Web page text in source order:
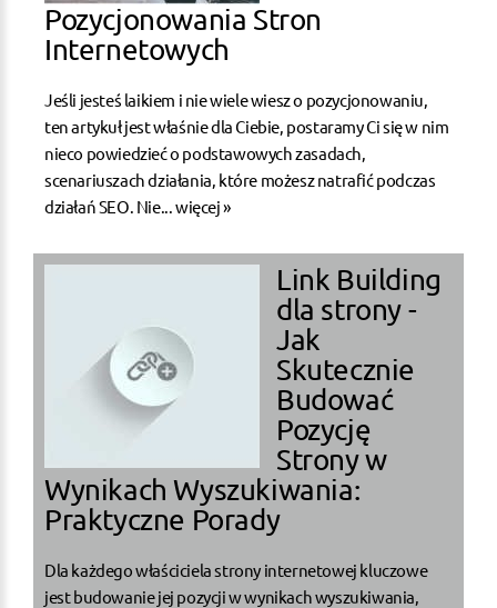
Pozycjonowania Stron
Internetowych
Jeśli jesteś laikiem i nie wiele wiesz o pozycjonowaniu,
ten artykuł jest właśnie dla Ciebie, postaramy Ci się w nim
nieco powiedzieć o podstawowych zasadach,
scenariuszach działania, które możesz natrafić podczas
działań SEO. Nie... więcej »
Link Building
dla strony -
Jak
Skutecznie
Budować
Pozycję
Strony w
Wynikach Wyszukiwania:
Praktyczne Porady
Dla każdego właściciela strony internetowej kluczowe
jest budowanie jej pozycji w wynikach wyszukiwania,